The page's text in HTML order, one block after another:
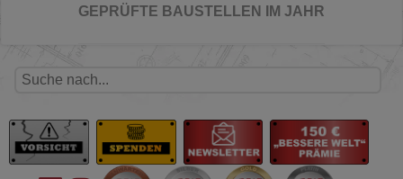
GEPRÜFTE BAUSTELLEN IM JAHR